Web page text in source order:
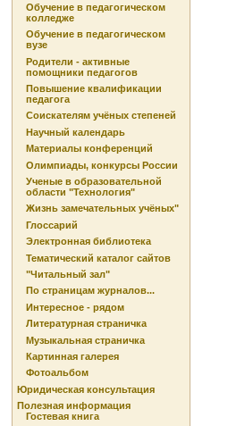
Обучение в педагогическом
колледже
Обучение в педагогическом
вузе
Родители - активные
помощники педагогов
Повышение квалификации
педагога
Соискателям учёных степеней
Научный календарь
Материалы конференций
Олимпиады, конкурсы России
Ученые в образовательной
области "Технология"
Жизнь замечательных учёных"
Глоссарий
Электронная библиотека
Тематический каталог сайтов
"Читальный зал"
По страницам журналов...
Интересное - рядом
Литературная страничка
Музыкальная страничка
Картинная галерея
Фотоальбом
Юридическая консультация
Полезная информация
Гостевая книга